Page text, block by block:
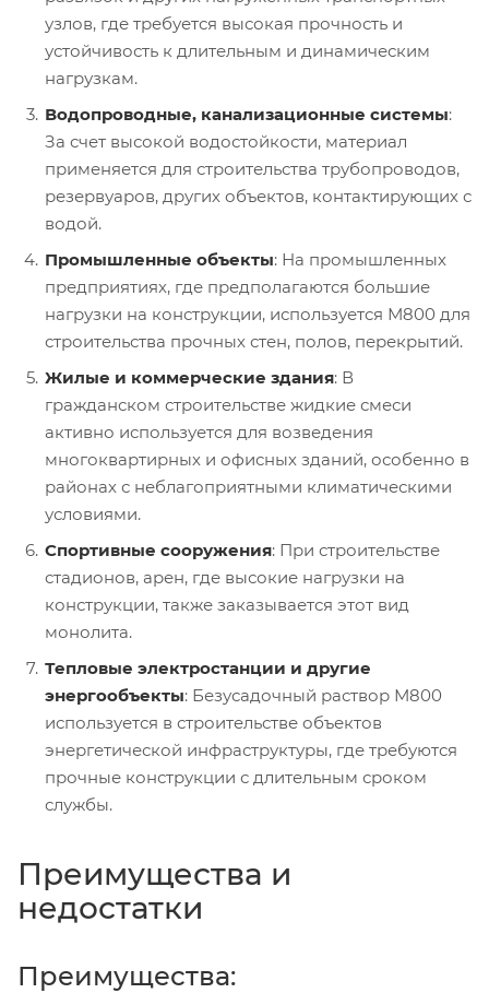
узлов, где требуется высокая прочность и
устойчивость к длительным и динамическим
нагрузкам.
Водопроводные, канализационные системы:
За счет высокой водостойкости, материал
применяется для строительства трубопроводов,
резервуаров, других объектов, контактирующих с
водой.
Промышленные объекты: На промышленных
предприятиях, где предполагаются большие
нагрузки на конструкции, используется М800 для
строительства прочных стен, полов, перекрытий.
Жилые и коммерческие здания: В
гражданском строительстве жидкие смеси
активно используется для возведения
многоквартирных и офисных зданий, особенно в
районах с неблагоприятными климатическими
условиями.
Спортивные сооружения: При строительстве
стадионов, арен, где высокие нагрузки на
конструкции, также заказывается этот вид
монолита.
Тепловые электростанции и другие
энергообъекты: Безусадочный раствор М800
используется в строительстве объектов
энергетической инфраструктуры, где требуются
прочные конструкции с длительным сроком
службы.
Преимущества и
недостатки
Преимущества: